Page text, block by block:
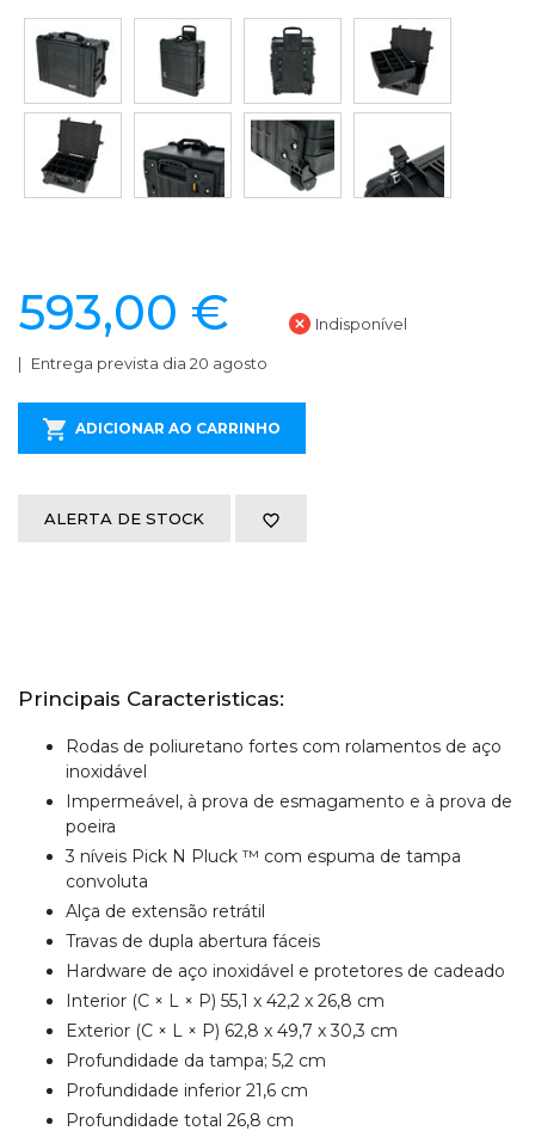
593,00 € Indisponível
Entrega prevista dia 20 agosto
ADICIONAR AO CARRINHO
ALERTA DE STOCK
Principais Caracteristicas:
Rodas de poliuretano fortes com rolamentos de aço
inoxidável
Impermeável, à prova de esmagamento e à prova de
poeira
3 níveis Pick N Pluck ™ com espuma de tampa
convoluta
Alça de extensão retrátil
Travas de dupla abertura fáceis
Hardware de aço inoxidável e protetores de cadeado
Interior (C × L × P) 55,1 x 42,2 x 26,8 cm
Exterior (C × L × P) 62,8 x 49,7 x 30,3 cm
Profundidade da tampa; 5,2 cm
Profundidade inferior 21,6 cm
Profundidade total 26,8 cm